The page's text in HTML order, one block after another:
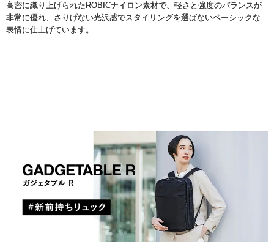
高密に織り上げられたROBICナイロン素材で、軽さと強度のバランスが
非常に優れ、さりげない光沢感でスタイリングを選ばないベーシックな
表情に仕上げています。